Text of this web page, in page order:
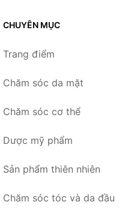
CHUYÊN MỤC
Trang điểm
Chăm sóc da mặt
Chăm sóc cơ thể
Dược mỹ phẩm
Sản phẩm thiên nhiên
Chăm sóc tóc và da đầu